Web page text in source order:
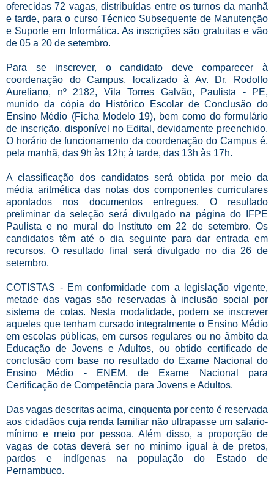
oferecidas 72 vagas, distribuídas entre os turnos da manhã
e tarde, para o curso Técnico Subsequente de Manutenção
e Suporte em Informática. As inscrições são gratuitas e vão
de 05 a 20 de setembro.
Para se inscrever, o candidato deve comparecer à
coordenação do Campus, localizado à Av. Dr. Rodolfo
Aureliano, nº 2182, Vila Torres Galvão, Paulista - PE,
munido da cópia do Histórico Escolar de Conclusão do
Ensino Médio (Ficha Modelo 19), bem como do formulário
de inscrição, disponível no Edital, devidamente preenchido.
O horário de funcionamento da coordenação do Campus é,
pela manhã, das 9h às 12h; à tarde, das 13h às 17h.
A classificação dos candidatos será obtida por meio da
média aritmética das notas dos componentes curriculares
apontados nos documentos entregues. O resultado
preliminar da seleção será divulgado na página do IFPE
Paulista e no mural do Instituto em 22 de setembro. Os
candidatos têm até o dia seguinte para dar entrada em
recursos. O resultado final será divulgado no dia 26 de
setembro.
COTISTAS - Em conformidade com a legislação vigente,
metade das vagas são reservadas à inclusão social por
sistema de cotas. Nesta modalidade, podem se inscrever
aqueles que tenham cursado integralmente o Ensino Médio
em escolas públicas, em cursos regulares ou no âmbito da
Educação de Jovens e Adultos, ou obtido certificado de
conclusão com base no resultado do Exame Nacional do
Ensino Médio - ENEM, de Exame Nacional para
Certificação de Competência para Jovens e Adultos.
Das vagas descritas acima, cinquenta por cento é reservada
aos cidadãos cuja renda familiar não ultrapasse um salario-
mínimo e meio por pessoa. Além disso, a proporção de
vagas de cotas deverá ser no mínimo igual à de pretos,
pardos e indígenas na população do Estado de
Pernambuco.